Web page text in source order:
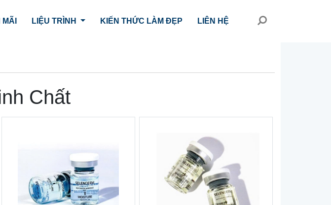
LIỆU TRÌNH KIẾN THỨC LÀM ĐẸP LIÊN HỆ
Chất